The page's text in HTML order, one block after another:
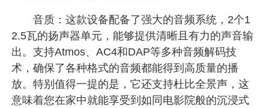
音质：这款设备配备了强大的音频系统，2个1
2.5瓦的扬声器单元，能够提供清晰且有力的声音输
出。支持Atmos、AC4和DAP等多种音频解码技
术，确保了各种格式的音频都能得到高质量的播
放。特别值得一提的是，它还支持杜比全景声，这
意味着您在家中就能享受到如同电影院般的沉浸式